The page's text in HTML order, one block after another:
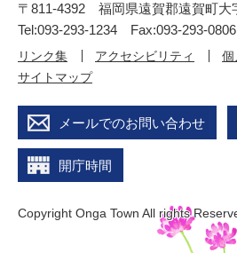
〒811-4392 福岡県遠賀郡遠賀町大
Tel:093-293-1234 Fax:093-293-0806
リンク集 アクセシビリティ
個
サイトマップ
メールでのお問い合わせ
開庁時間
Copyright Onga Town All rights